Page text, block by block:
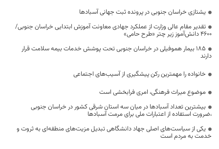
یشتازی خراسان جنوبی در پرونده ثبت جهانی آسبادها
تقدیر مقام عالی وزارت از عملکرد جهادی معاونت آموزش ابتدایی خراسان جنوبی/
۴۶۰۰ دانش‌آموز زیر چتر «طرح حامی»
۱۸۵ بیمار هموفیلی در خراسان جنوبی تحت پوشش خدمات بیمه سلامت قرار
دارند
خانواده را مهمترین رکن پیشگیری از آسیب‌های اجتماعی
موضوع میراث فرهنگی، امری فرابخشی است
بیشترین تعداد آسبادها در میان سه استان شرقی کشور در خراسان جنوبی
،ضرورت استفاده از اعتبارات ملی برای مرمت آسبادها
یکی از سیاست‌های اصلی جهاد دانشگاهی تبدیل مزیت‌های منطقه‌ای به ثروت و
خدمت به مردم است